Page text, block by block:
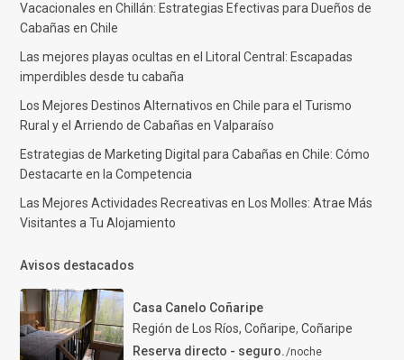
Vacacionales en Chillán: Estrategias Efectivas para Dueños de
Cabañas en Chile
Las mejores playas ocultas en el Litoral Central: Escapadas
imperdibles desde tu cabaña
Los Mejores Destinos Alternativos en Chile para el Turismo
Rural y el Arriendo de Cabañas en Valparaíso
Estrategias de Marketing Digital para Cabañas en Chile: Cómo
Destacarte en la Competencia
Las Mejores Actividades Recreativas en Los Molles: Atrae Más
Visitantes a Tu Alojamiento
Avisos destacados
Casa Canelo Coñaripe
Región de Los Ríos, Coñaripe, Coñaripe
Reserva directo - seguro./noche